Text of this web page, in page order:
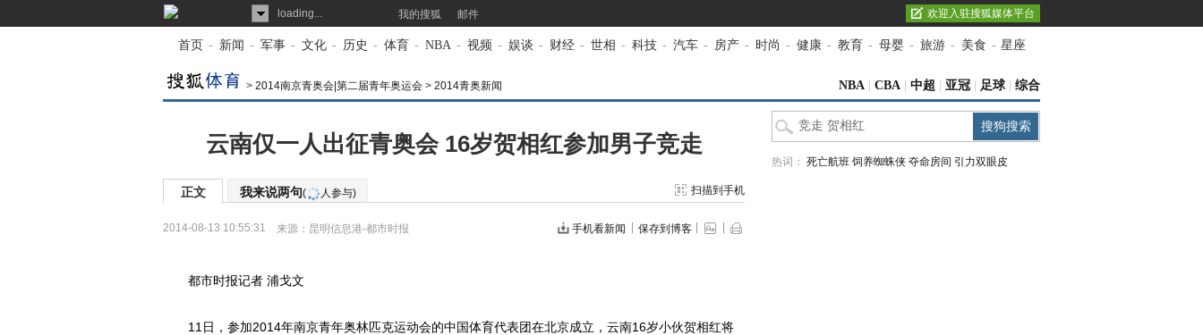
loading... 我的搜狐 邮件 欢迎入驻搜狐媒体平台
首页 - 新闻 - 军事 - 文化 - 历史 - 体育 - NBA - 视频 - 娱谈 - 财经 - 世相 - 科技 - 汽车 - 房产 - 时尚 - 健康 - 教育 - 母婴 - 旅游 - 美食 - 星座
> 2014南京青奥会|第二届青年奥运会 > 2014青奥新闻 NBA CBA 中超 亚冠 足球 综合
云南仅一人出征青奥会 16岁贺相红参加男子竞走
正文 我来说两句( 人参与) 扫描到手机
2014-08-13 10:55:31 来源： 昆明信息港-都市时报 手机看新闻 保存到博客
都市时报记者 浦戈文
11日，参加2014年南京青年奥林匹克运动会的中国体育代表团在北京成立，云南16岁小伙贺相红将
热词： 死亡航班 饲养蜘蛛侠 夺命房间 引力双眼皮